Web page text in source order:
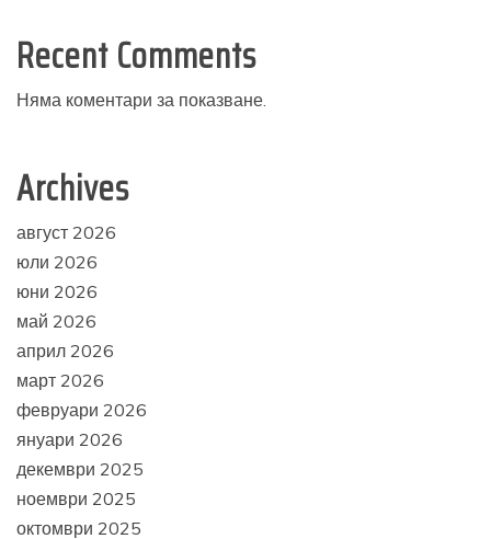
Recent Comments
Няма коментари за показване.
Archives
август 2026
юли 2026
юни 2026
май 2026
април 2026
март 2026
февруари 2026
януари 2026
декември 2025
ноември 2025
октомври 2025